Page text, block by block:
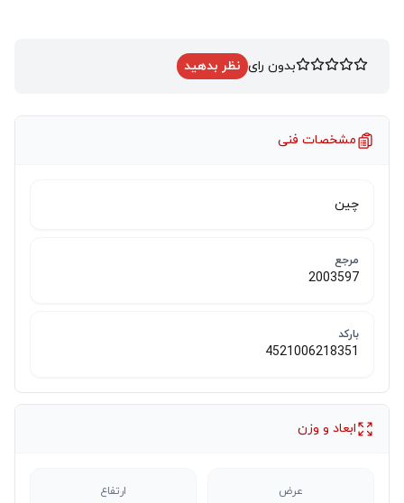
بدون رای نظر بدهید
مشخصات فنی
چین
مرجع
2003597
بارکد
4521006218351
ابعاد و وزن
عرض ارتفاع